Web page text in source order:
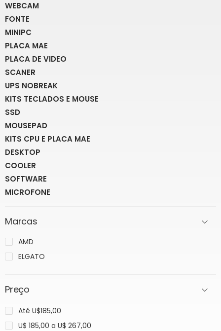
WEBCAM
FONTE
MINIPC
PLACA MAE
PLACA DE VIDEO
SCANER
UPS NOBREAK
KITS TECLADOS E MOUSE
SSD
MOUSEPAD
KITS CPU E PLACA MAE
DESKTOP
COOLER
SOFTWARE
MICROFONE
Marcas
AMD
ELGATO
Preço
Até U$185,00
U$ 185,00 a U$ 267,00